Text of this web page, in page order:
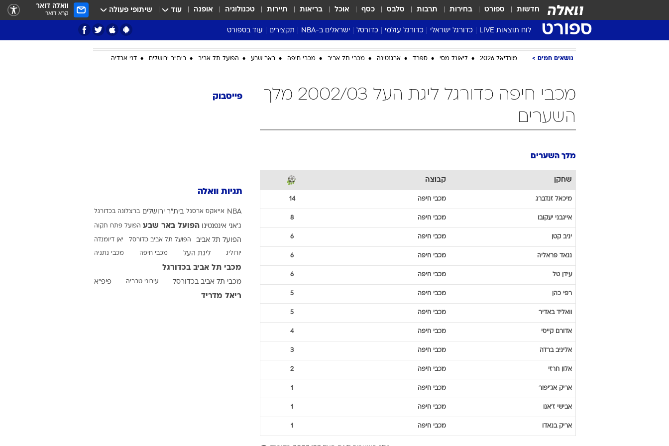
חדשות ספורט בחירות תרבות סלבס כסף אוכל בריאות תיירות טכנולוגיה אופנה עוד שיתופי פעולה וואלה דואר
קרא דואר
ספורט לוח תוצאות LIVE כדורגל ישראלי
ליגת העל Winner
גביע הטוטו
כדורגל עולמי
ליגה אנגלית
ליגה גרמנית
כדורסל
ליגת העל
ליגה לאומית
ישראלים ב-NBA
דני אבדיה
תקצירים עוד בספורט
מונדיאל 2026
NBA
פודקאסטים
ענפים נוספים
לוח שידורים
החידה של ספורט1
ארכיון מדורים מחוץ לקווים
כתבו לנו
נושאים חמים מונדיאל 2026 ליאונל מסי ספרד ארגנטינה מכבי תל אביב מכבי חיפה באר שבע הפועל תל אביב בית"ר ירושלים דני אבדיה
מכבי חיפה כדורגל ליגת העל 2002/03 מלך
השערים
מלך השערים
שחקן קבוצה
מיכאל זנדברג מכבי חיפה 14
אייגבני יעקובו מכבי חיפה 8
יניב קטן מכבי חיפה 6
ננאד פראליה מכבי חיפה 6
עידן טל מכבי חיפה 6
רפי כהן מכבי חיפה 5
וואליד באדיר מכבי חיפה 5
אדורם קייסי מכבי חיפה 4
אליניב ברדה מכבי חיפה 3
אלון חרזי מכבי חיפה 2
אריק אג'יפור מכבי חיפה 1
אבישי ז'אנו מכבי חיפה 1
אריק בנאדו מכבי חיפה 1
פייסבוק
תגיות וואלה
NBA אייאקס ארסנל בית"ר ירושלים ברצלונה בכדורגל
ג'אני אינפנטינו הפועל באר שבע הפועל פתח תקוה
הפועל תל אביב הפועל תל אביב כדורסל יאן דיומנדה
יורוליג ליגת העל מכבי חיפה מכבי נתניה
מכבי תל אביב בכדורגל
מכבי תל אביב בכדורסל עירוני טבריה פיפ"א
ריאל מדריד